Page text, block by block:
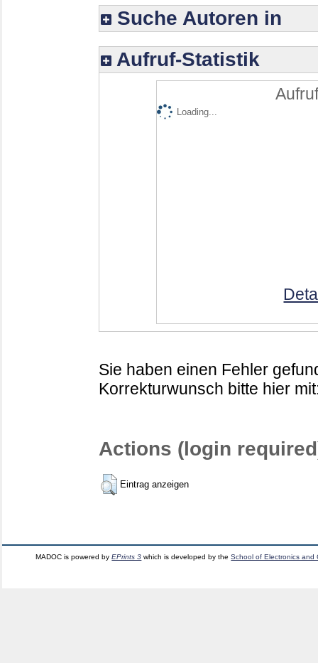
Suche Autoren in
Aufruf-Statistik
Loading...
Sie haben einen Fehler
Korrekturwunsch bitte hier
Actions (login
Eintrag anzeigen
MADOC is powered byEPrints 3 which is developed by theSchool of Electronics and